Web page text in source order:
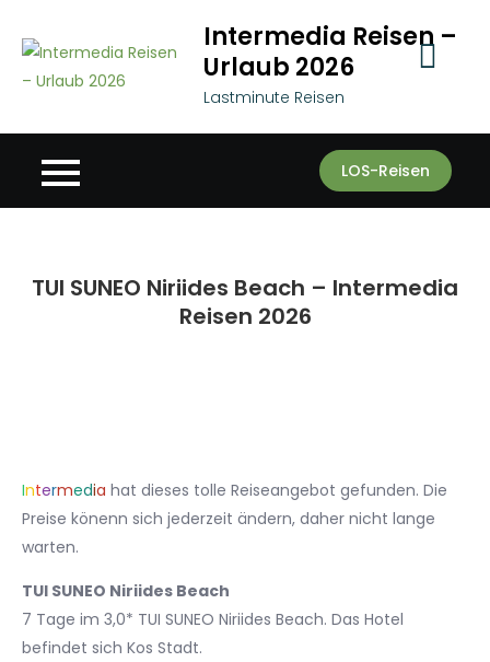
content
Intermedia Reisen –
Urlaub 2026
Lastminute Reisen
LOS-Reisen
TUI SUNEO Niriides Beach – Intermedia
Reisen 2026
Intermedia hat dieses tolle Reiseangebot gefunden. Die
Preise könenn sich jederzeit ändern, daher nicht lange
warten.
TUI SUNEO Niriides Beach
7 Tage im 3,0* TUI SUNEO Niriides Beach. Das Hotel
befindet sich Kos Stadt.